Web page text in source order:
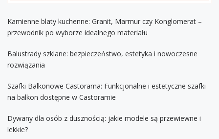
Kamienne blaty kuchenne: Granit, Marmur czy Konglomerat –
przewodnik po wyborze idealnego materiału
Balustrady szklane: bezpieczeństwo, estetyka i nowoczesne
rozwiązania
Szafki Balkonowe Castorama: Funkcjonalne i estetyczne szafki
na balkon dostępne w Castoramie
Dywany dla osób z dusznością: jakie modele są przewiewne i
lekkie?